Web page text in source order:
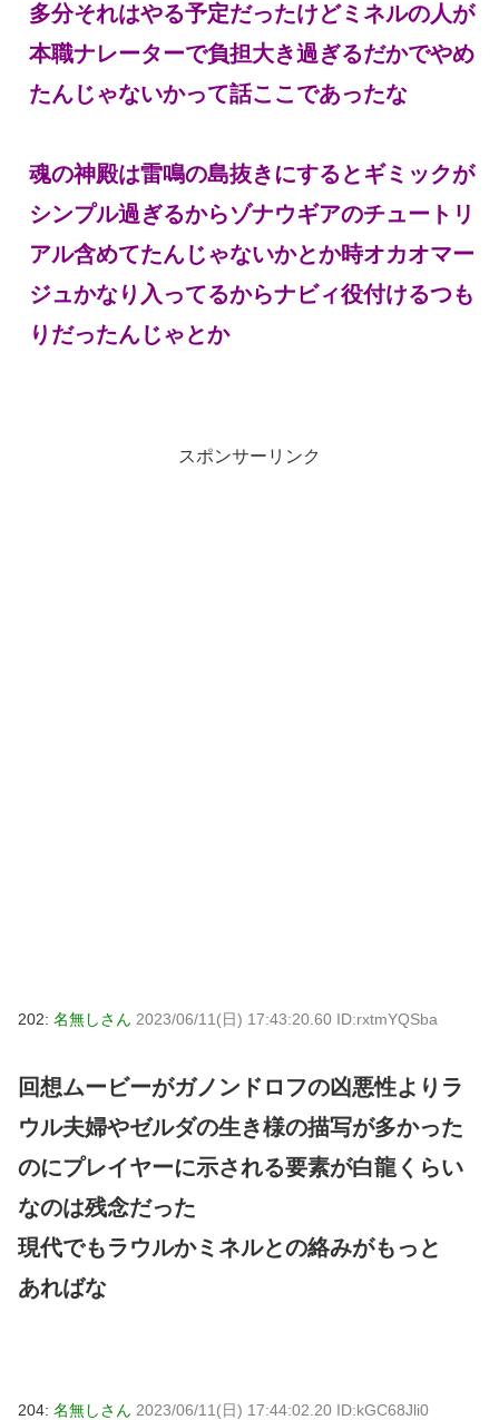
多分それはやる予定だったけどミネルの人が
本職ナレーターで負担大き過ぎるだかでやめ
たんじゃないかって話ここであったな
魂の神殿は雷鳴の島抜きにするとギミックが
シンプル過ぎるからゾナウギアのチュートリ
アル含めてたんじゃないかとか時オカオマー
ジュかなり入ってるからナビィ役付けるつも
りだったんじゃとか
スポンサーリンク
202: 名無しさん 2023/06/11(日) 17:43:20.60 ID:rxtmYQSba
回想ムービーがガノンドロフの凶悪性よりラ
ウル夫婦やゼルダの生き様の描写が多かった
のにプレイヤーに示される要素が白龍くらい
なのは残念だった
現代でもラウルかミネルとの絡みがもっと
あればな
204: 名無しさん 2023/06/11(日) 17:44:02.20 ID:kGC68Jli0